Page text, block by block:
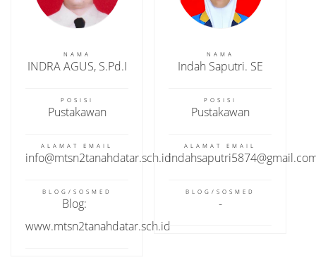
NAMA
INDRA AGUS, S.Pd.I
POSISI
Pustakawan
ALAMAT EMAIL
info@mtsn2tanahdatar.sch.id
BLOG/SOSMED
Blog:
www.mtsn2tanahdatar.sch.id
NAMA
Indah Saputri. SE
POSISI
Pustakawan
ALAMAT EMAIL
BLOG/SOSMED